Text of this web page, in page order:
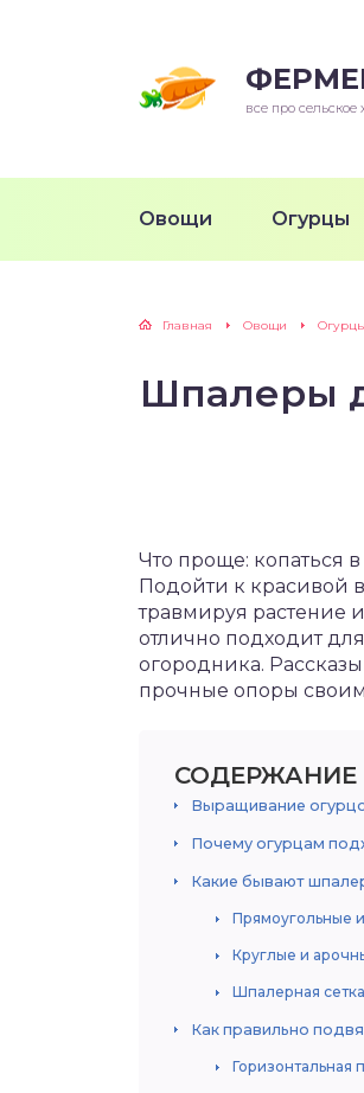
все про сельское
Овощи Огурцы
Главная Овощи Огурцы
Шпалеры
Что проще: копаться
Подойти к красивой
травмируя растение
отлично подходит
огородника.
прочные опоры
СОДЕРЖАНИЕ
Выращивание
Почему огурцам
Какие бывают
Прямоугольные
Круглые и
Шпалерная
Как правильно
Горизонтальная